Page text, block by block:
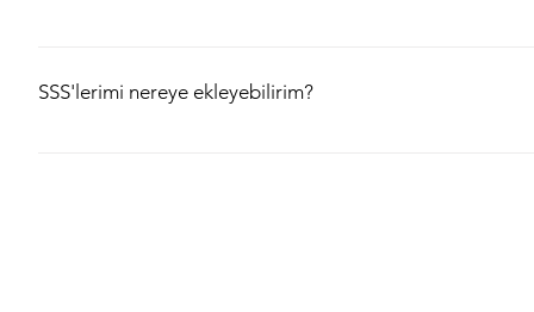
SSS'lerimi nereye ekleyebilirim?